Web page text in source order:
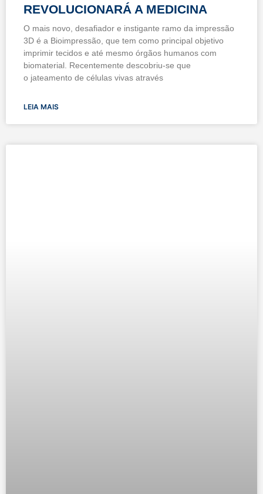
REVOLUCIONARÁ A MEDICINA
O mais novo, desafiador e instigante ramo da impressão
3D é a Bioimpressão, que tem como principal objetivo
imprimir tecidos e até mesmo órgãos humanos com
biomaterial. Recentemente descobriu-se que
o jateamento de células vivas através
LEIA MAIS